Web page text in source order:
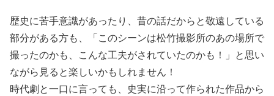
歴史に苦手意識があったり、昔の話だからと敬遠している
部分がある方も、「このシーンは松竹撮影所のあの場所で
撮ったのかも、こんな工夫がされていたのかも！」と思い
ながら見ると楽しいかもしれません！
時代劇と一口に言っても、史実に沿って作られた作品から